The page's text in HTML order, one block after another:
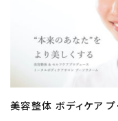
美容整体 ボディケア プ